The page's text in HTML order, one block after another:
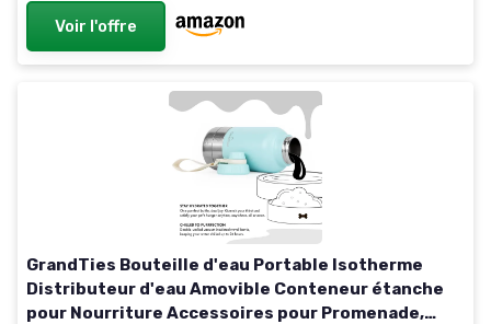
Voir l'offre
GrandTies Bouteille d'eau Portable Isotherme
Distributeur d'eau Amovible Conteneur étanche
pour Nourriture Accessoires pour Promenade,